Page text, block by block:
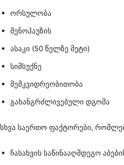
ორსულობა
მენოპაუზის
ასაკი (50 წელზე მეტი)
სიმსუქნე
მემკვიდრეობითობა
გახანგრძლივებული დგომა
სხვა საერთო ფაქტორები,
ჩასახვის საწინააღმდეგო